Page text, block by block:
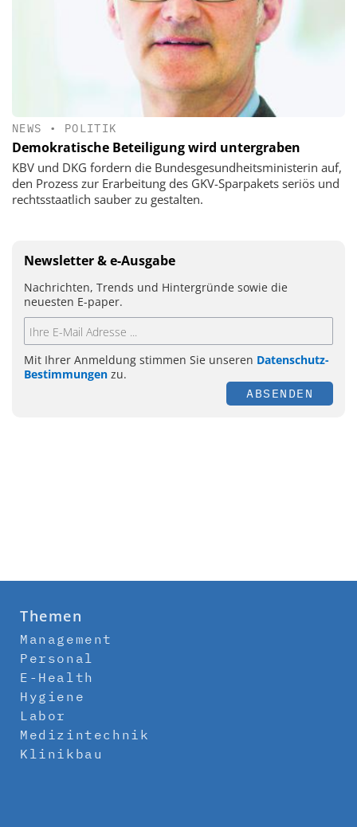
NEWS • POLITIK
Demokratische Beteiligung wird untergraben
KBV und DKG fordern die Bundesgesundheitsministerin auf,
den Prozess zur Erarbeitung des GKV-Sparpakets seriös und
rechtsstaatlich sauber zu gestalten.
Newsletter & e-Ausgabe
Nachrichten, Trends und Hintergründe sowie die
neuesten E-paper.
Mit Ihrer Anmeldung stimmen Sie unseren Datenschutz-
Bestimmungen zu.
ABSENDEN
Themen
Management
Personal
E-Health
Hygiene
Labor
Medizintechnik
Klinikbau